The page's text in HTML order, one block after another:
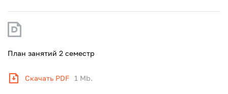
План занятий 2 семестр
Скачать PDF 1 Mb.